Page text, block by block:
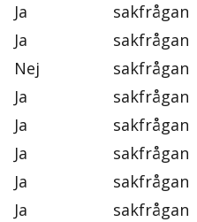
Ja sakfrågan
Ja sakfrågan
Nej sakfrågan
Ja sakfrågan
Ja sakfrågan
Ja sakfrågan
Ja sakfrågan
Ja sakfrågan